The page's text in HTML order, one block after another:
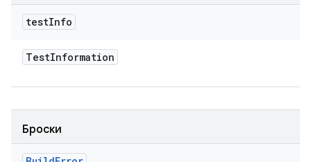
testInfo
TestInformation
Броски